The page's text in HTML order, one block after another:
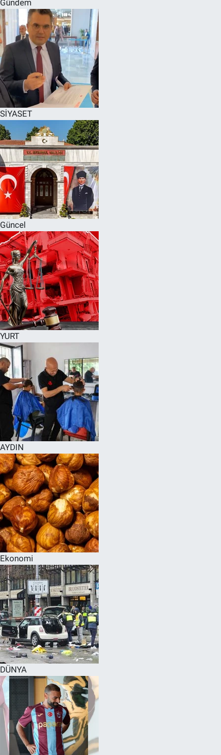
Gündem
SİYASET
Güncel
YURT
AYDIN
Ekonomi
DÜNYA
SPOR
RESMİ İLANLAR